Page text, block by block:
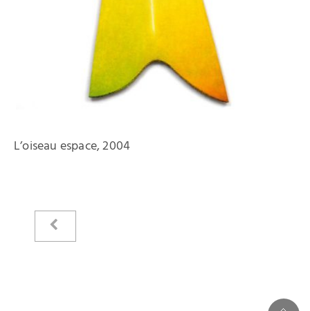
Kataloge
Raimer Jochims
Zeichnungen
Steine
L’oiseau espace, 2004